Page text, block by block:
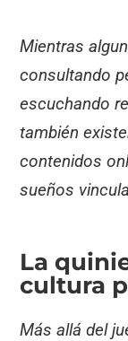
Mientras
consultando
escuchando
también
contenidos
sueños
La
cultura
Más allá del